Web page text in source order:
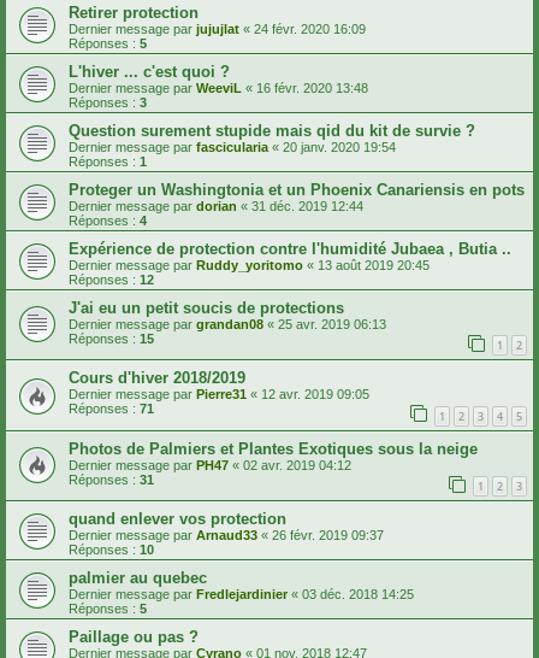
Retirer protection
Dernier message par jujujlat « 24 févr. 2020 16:09
Réponses : 5
L'hiver ... c'est quoi ?
Dernier message par WeeviL « 16 févr. 2020 13:48
Réponses : 3
Question surement stupide mais qid du kit de survie ?
Dernier message par fascicularia « 20 janv. 2020 19:54
Réponses : 1
Proteger un Washingtonia et un Phoenix Canariensis en pots
Dernier message par dorian « 31 déc. 2019 12:44
Réponses : 4
Expérience de protection contre l'humidité Jubaea , Butia ..
Dernier message par Ruddy_yoritomo « 13 août 2019 20:45
Réponses : 12
J'ai eu un petit soucis de protections
Dernier message par grandan08 « 25 avr. 2019 06:13
Réponses : 15 1 2
Cours d'hiver 2018/2019
Dernier message par Pierre31 « 12 avr. 2019 09:05
Réponses : 71 1 2 3 4 5
Photos de Palmiers et Plantes Exotiques sous la neige
Dernier message par PH47 « 02 avr. 2019 04:12
Réponses : 31 1 2 3
quand enlever vos protection
Dernier message par Arnaud33 « 26 févr. 2019 09:37
Réponses : 10
palmier au quebec
Dernier message par Fredlejardinier « 03 déc. 2018 14:25
Réponses : 5
Paillage ou pas ?
Dernier message par Cyrano « 01 nov. 2018 12:47